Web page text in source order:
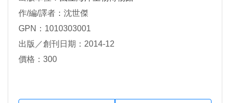
作/編/譯者：沈世傑
GPN：1010303001
出版／創刊日期：2014-12
價格：300